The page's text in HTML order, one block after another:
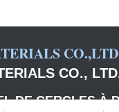
CO.,
DE CERCLES À